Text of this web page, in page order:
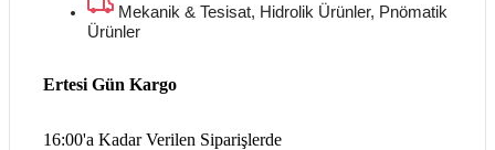
Mekanik & Tesisat, Hidrolik Ürünler, Pnömatik
Ürünler
16:00'a Kadar Verilen Siparişlerde
Ertesi Gün Kargo